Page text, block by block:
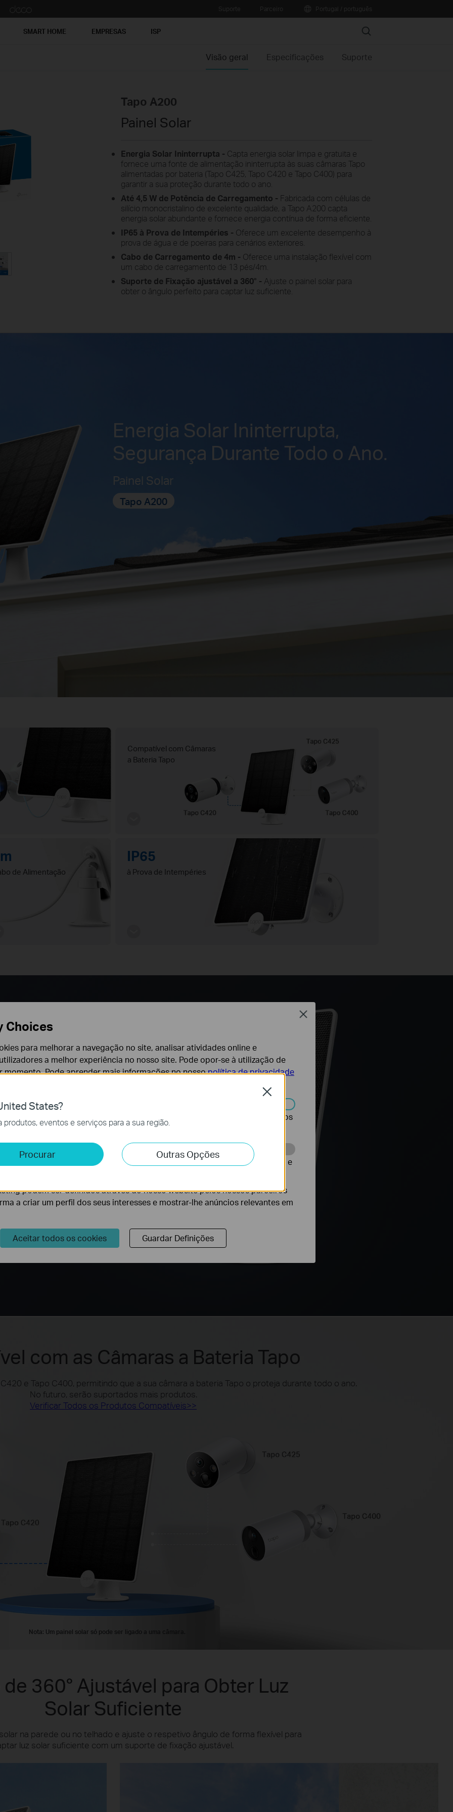
SMART HOME EMPRESAS ISP Search
Visão geral Especificações Suporte
Tapo A200
Painel Solar
Energia Solar Ininterrupta - Capta energia solar limpa e gratuita e
fornece uma fonte de alimentação ininterrupta às suas câmaras Tapo
alimentadas por bateria (Tapo C425, Tapo C420 e Tapo C400) para
garantir a sua proteção durante todo o ano.
Até 4,5 W de Potência de Carregamento - Fabricada com células de
silício monocristalino de excelente qualidade, a Tapo A200 capta
energia solar abundante e fornece energia contínua de forma eficiente.
IP65 à Prova de Intempéries - Oferece um excelente desempenho à
prova de água e de poeiras para cenários exteriores.
Cabo de Carregamento de 4m - Oferece uma instalação flexível com
um cabo de carregamento de 13 pés/4m.
Suporte de Fixação ajustável a 360° - Ajuste o painel solar para
obter o ângulo perfeito para captar luz suficiente.
Energia Solar Ininterrupta,
Segurança Durante Todo o Ano.
Painel Solar
Tapo A200
Compatível com Câmaras
a Bateria Tapo
de Alimentação
IP65
à Prova de Intempéries
de
de
premium, Tapo A200
significa que apenas
pode manter as suas
horas por dia.
com as Câmaras a Bateria Tapo
e Tapo C400, permitindo que a sua câmara a bateria Tapo o proteja durante todo o ano.
No futuro, serão suportados mais produtos.
Verificar Todos os Produtos Compatíveis>>
Nota: Um painel solar só pode ser ligado a uma câmara.
360° Ajustável para Obter Luz
Solar Suficiente
na parede ou no telhado e ajuste o respetivo ângulo de forma flexível para
luz solar suficiente com um suporte de fixação ajustável.
States?
produtos, eventos e serviços para a sua região.
Procurar Outras Opções
Close
Choices
para melhorar a navegação no site, analisar atividades online e
a melhor experiência no nosso site. Pode opor-se à utilização de
momento. Pode aprender mais informações no nossopolítica de privacidade
para o funcionamento do website e não podem ser desativados nos
e Marketing
permite-nos analisar as suas atividades no nosso website para melhorar e
do nosso website.
podem ser definidos através do nosso website pelos nossos parceiros
a criar um perfil dos seus interesses e mostrar-lhe anúncios relevantes em
Aceitar todos os cookies Guardar Definições
Close